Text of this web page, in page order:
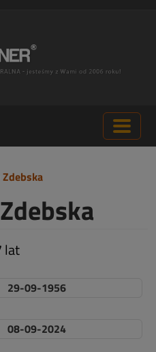
lat
29-09-1956
08-09-2024